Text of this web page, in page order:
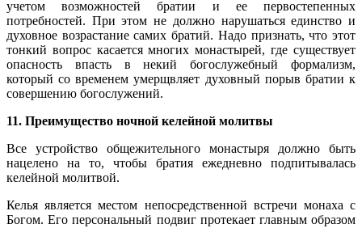
учетом возможностей братии и ее первостепенных
потребностей. При этом не должно нарушаться единство и
духовное возрастание самих братий. Надо признать, что этот
тонкий вопрос касается многих монастырей, где существует
опасность впасть в некий богослужебный формализм,
который со временем умерщвляет духовный порыв братии к
совершению богослужений.
11. Преимущество ночной келейной молитвы
Все устройство общежительного монастыря должно быть
нацелено на то, чтобы братия ежедневно подпитывалась
келейной молитвой.
Келья является местом непосредственной встречи монаха с
Богом. Его персональный подвиг протекает главным образом